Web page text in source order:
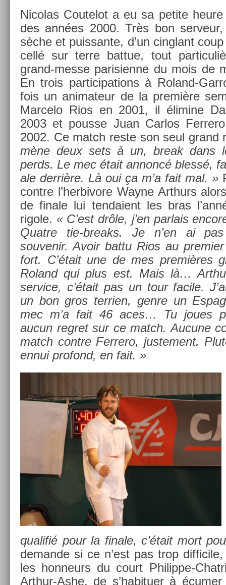
Nicolas Co­utelot a eu sa petite
des années 2000. Très bon ser­veur,
sèche et puis­sante, d’un cinglant
cellé sur terre bat­tue, tout
grand-messe parisien­ne du mois de
En trois par­ticipa­tions à Roland-
fois un an­imateur de la première
Mar­celo Rios en 2001, il éli­mine
2003 et pous­se Juan Car­los
2002. Ce match reste son seul
mène deux sets à un, break dans
perds. Le mec était an­noncé blessé,
ale derrière. Là oui ça m’a fait mal. »
con­tre l’her­bivore Wayne Arthurs
de fin­ale lui ten­daient les bras
rigole. « C’est drôle, j’en par­lais
Quat­re tie-breaks. Je n’en ai
souvenir. Avoir battu Rios au
fort. C’était une de mes premières
Roland qui plus est. Mais là…
ser­vice, c’était pas un tour facile.
un bon gros ter­ri­en, genre un
mec m’a fait 46 aces… Tu joues
aucun re­gret sur ce match. Aucune
match con­tre Fer­rero, just­e­ment.
ennui pro­fond, en fait. »
qualifié pour la fin­ale, c’était mort
de­man­de si ce n’est pas trop
les hon­neurs du court Philippe-
Arthur-Ashe, de s’habitu­er à